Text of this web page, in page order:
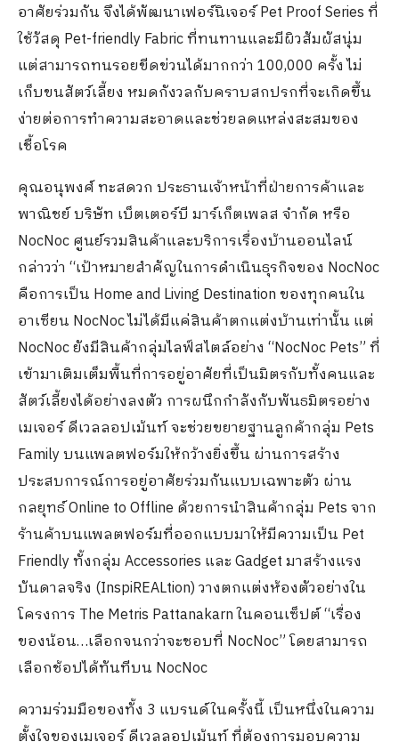
อาศัยร่วมกัน จึงได้พัฒนาเฟอร์นิเจอร์ Pet Proof Series ที่
ใช้วัสดุ Pet-friendly Fabric ที่ทนทานและมีผิวสัมผัสนุ่ม
แต่สามารถทนรอยขีดข่วนได้มากกว่า 100,000 ครั้ง ไม่
เก็บขนสัตว์เลี้ยง หมดกังวลกับคราบสกปรกที่จะเกิดขึ้น
ง่ายต่อการทำความสะอาดและช่วยลดแหล่งสะสมของ
เชื้อโรค
คุณอนุพงศ์ ทะสดวก ประธานเจ้าหน้าที่ฝ่ายการค้าและ
พาณิชย์ บริษัท เบ็ตเตอร์บี มาร์เก็ตเพลส จำกัด หรือ
NocNoc ศูนย์รวมสินค้าและบริการเรื่องบ้านออนไลน์
กล่าวว่า “เป้าหมายสำคัญในการดำเนินธุรกิจของ NocNoc
คือการเป็น Home and Living Destination ของทุกคนใน
อาเซียน NocNoc ไม่ได้มีแค่สินค้าตกแต่งบ้านเท่านั้น แต่
NocNoc ยังมีสินค้ากลุ่มไลฟ์สไตล์อย่าง “NocNoc Pets” ที่
เข้ามาเติมเต็มพื้นที่การอยู่อาศัยที่เป็นมิตรกับทั้งคนและ
สัตว์เลี้ยงได้อย่างลงตัว การผนึกกำลังกับพันธมิตรอย่าง
เมเจอร์ ดีเวลลอปเม้นท์ จะช่วยขยายฐานลูกค้ากลุ่ม Pets
Family บนแพลตฟอร์มให้กว้างยิ่งขึ้น ผ่านการสร้าง
ประสบการณ์การอยู่อาศัยร่วมกันแบบเฉพาะตัว ผ่าน
กลยุทธ์ Online to Offline ด้วยการนำสินค้ากลุ่ม Pets จาก
ร้านค้าบนแพลตฟอร์มที่ออกแบบมาให้มีความเป็น Pet
Friendly ทั้งกลุ่ม Accessories และ Gadget มาสร้างแรง
บันดาลจริง (InspiREALtion) วางตกแต่งห้องตัวอย่างใน
โครงการ The Metris Pattanakarn ในคอนเซ็ปต์ “เรื่อง
ของน้อน…เลือกจนกว่าจะชอบที่ NocNoc” โดยสามารถ
เลือกช้อปได้ทันทีบน NocNoc
ความร่วมมือของทั้ง 3 แบรนด์ในครั้งนี้ เป็นหนึ่งในความ
ตั้งใจของเมเจอร์ ดีเวลลอปเม้นท์ ที่ต้องการมอบความ